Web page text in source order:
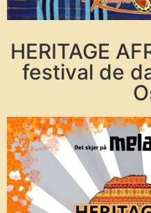
HERITAGE
festival de